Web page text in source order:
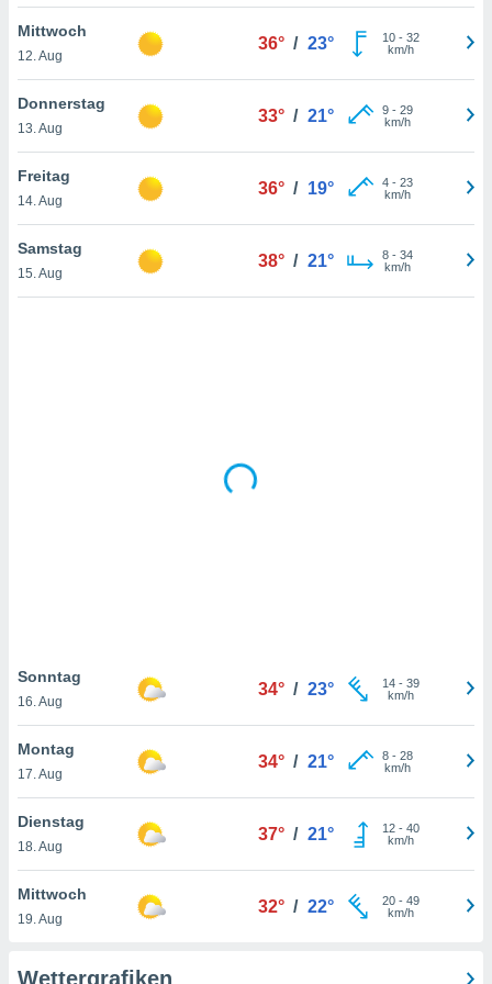
der
weiterhin
nicht
von
und
auf
klicken.
Mittwoch
12. Aug
36° / 23° 10- 32
km/h
Donnerstag
13. Aug
33° / 21° 9- 29
km/h
Freitag
14. Aug
36° / 19° 4- 23
km/h
Samstag
15. Aug
38° / 21° 8- 34
km/h
Sonntag
16. Aug
34° / 23° 14- 39
km/h
Montag
17. Aug
34° / 21° 8- 28
km/h
Dienstag
18. Aug
37° / 21° 12- 40
km/h
Mittwoch
19. Aug
32° / 22° 20- 49
km/h
Wettergrafiken